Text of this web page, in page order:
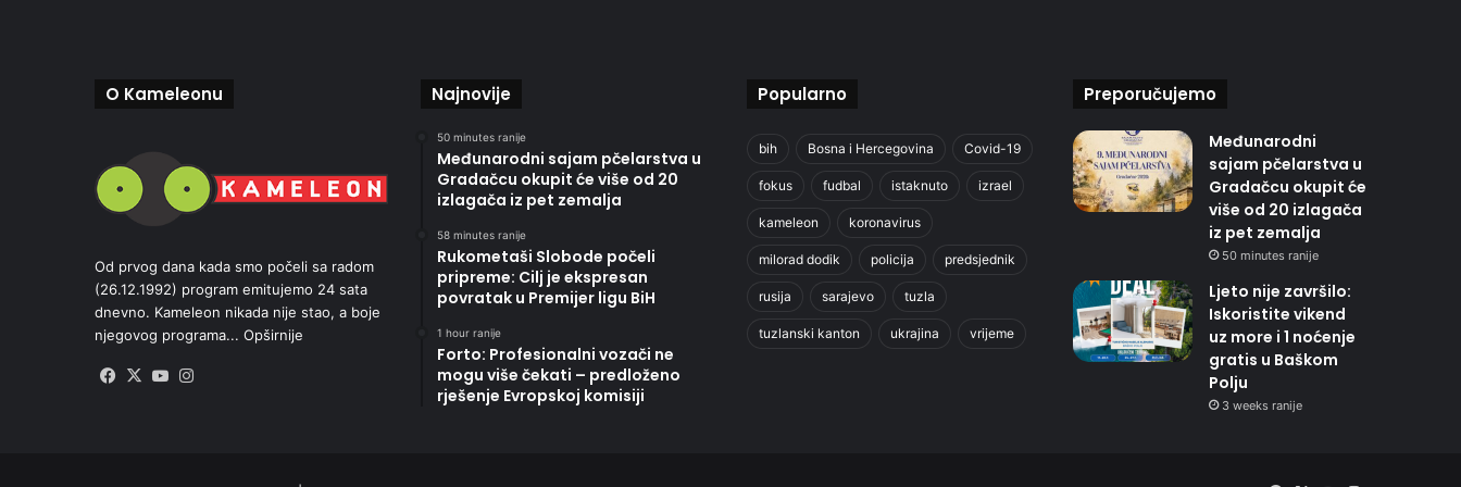
O Kameleonu
Od prvog dana kada smo počeli sa radom
(26.12.1992) program emitujemo 24 sata
dnevno. Kameleon nikada nije stao, a boje
njegovog programa... Opširnije
Facebook
X YouTube
Najnovije
50 minutes ranije
Međunarodni sajam pčelarstva u
Gradačcu okupit će više od 20
izlagača iz pet zemalja
58 minutes ranije
Rukometaši Slobode počeli
pripreme: Cilj je ekspresan
povratak u Premijer ligu BiH
1 hour ranije
Forto: Profesionalni vozači ne
mogu više čekati – predloženo
rješenje Evropskoj komisiji
Popularno
bih Bosna i Hercegovina Covid-19
fokus fudbal istaknuto izrael
kameleon koronavirus
milorad dodik policija predsjednik
rusija sarajevo tuzla
tuzlanski kanton ukrajina vrijeme
Preporučujemo
Međunarodni
sajam pčelarstva u
Gradačcu okupit će
više od 20 izlagača
iz pet zemalja
50 minutes ranije
Ljeto nije završilo:
Iskoristite vikend
uz more i 1 noćenje
gratis u Baškom
Polju
3 weeks ranije